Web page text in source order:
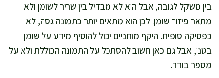
בין משקל לגובה, אבל הוא לא מבדיל בין שריר לשומן ולא
מתאר פיזור שומן. לכן הוא מתאים יותר כתמונה גסה, לא
כפסיקה סופית. היקף מותניים יכול להוסיף מידע על שומן
בטני, אבל גם כאן חשוב להסתכל על התמונה הכוללת ולא על
מספר בודד.